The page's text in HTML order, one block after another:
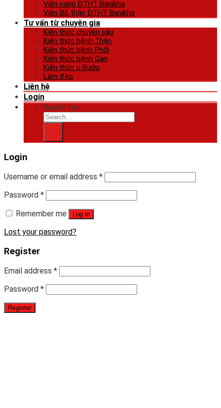
Viên nang ĐTHT Banikha
Viên Bổ thận ĐTHT Banikha
Tư vấn từ chuyên gia
Kiến thức chuyên sâu
Kiến thức bệnh Thận
Kiến thức bệnh Phổi
Kiến thức bệnh Gan
Kiến thức u Bướu
Làm đẹp
Liên hệ
Login
Search for:
Login
Username or email address *
Password *
Remember me
Log in
Lost your password?
Register
Email address *
Password *
Register